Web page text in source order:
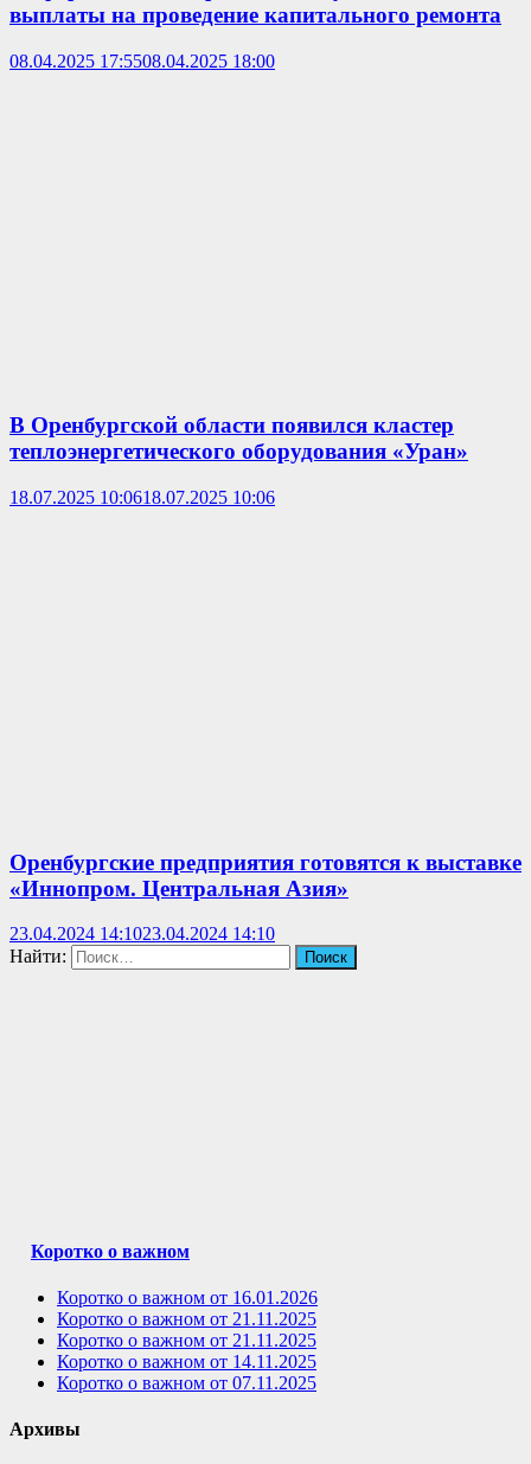
выплаты на проведение капитального ремонта
08.04.2025 17:5508.04.2025 18:00
В Оренбургской области появился кластер
теплоэнергетического оборудования «Уран»
18.07.2025 10:0618.07.2025 10:06
Оренбургские предприятия готовятся к выставке
«Иннопром. Центральная Азия»
23.04.2024 14:1023.04.2024 14:10
Найти:
Коротко о важном
Коротко о важном от 16.01.2026
Коротко о важном от 21.11.2025
Коротко о важном от 21.11.2025
Коротко о важном от 14.11.2025
Коротко о важном от 07.11.2025
Архивы